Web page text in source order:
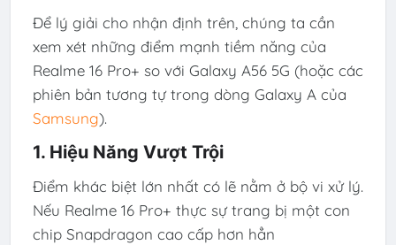
Để lý giải cho nhận định trên, chúng ta cần
xem xét những điểm mạnh tiềm năng của
Realme 16 Pro+ so với Galaxy A56 5G (hoặc các
phiên bản tương tự trong dòng Galaxy A của
Samsung).
1. Hiệu Năng Vượt Trội
Điểm khác biệt lớn nhất có lẽ nằm ở bộ vi xử lý.
Nếu Realme 16 Pro+ thực sự trang bị một con
chip Snapdragon cao cấp hơn hẳn